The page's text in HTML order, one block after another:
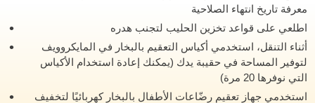
معرفة تاريخ انتهاء الصلاحية
اطلعي على قواعد تخزين الحليب لتجنب هدره
أثناء التنقل، استخدمي أكياس التعقيم بالبخار في المايكروويف
لتوفير المساحة في حقيبة يدك (يمكنك إعادة استخدام الأكياس
التي نوفرها 20 مرة)
استخدمي جهاز تعقيم رضّاعات الأطفال بالبخار كهربائيًا لتخفيف